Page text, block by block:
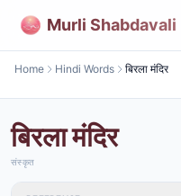
Murli Shabdavali
Home Hindi Words बिरला मंदिर
बिरला मंदिर
संस्कृत